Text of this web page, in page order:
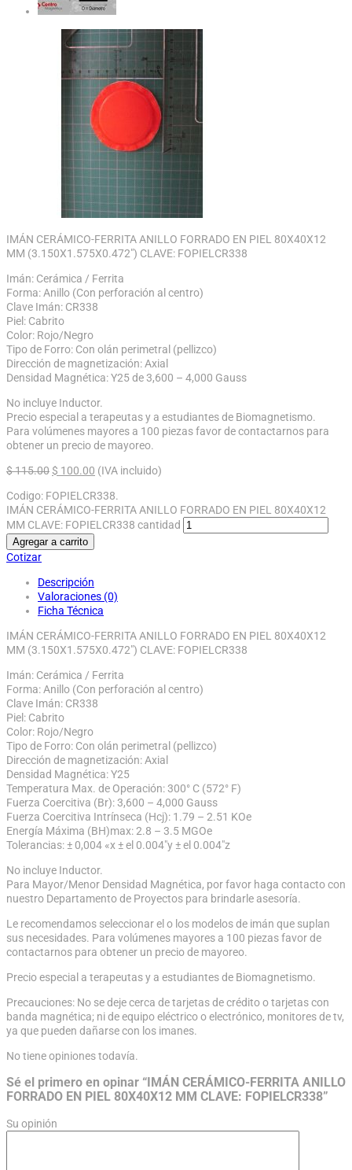
IMÁN CERÁMICO-FERRITA ANILLO FORRADO EN PIEL 80X40X12
MM (3.150X1.575X0.472″) CLAVE: FOPIELCR338
Imán: Cerámica / Ferrita
Forma: Anillo (Con perforación al centro)
Clave Imán: CR338
Piel: Cabrito
Color: Rojo/Negro
Tipo de Forro: Con olán perimetral (pellizco)
Dirección de magnetización: Axial
Densidad Magnética: Y25 de 3,600 – 4,000 Gauss
No incluye Inductor.
Precio especial a terapeutas y a estudiantes de Biomagnetismo.
Para volúmenes mayores a 100 piezas favor de contactarnos para
obtener un precio de mayoreo.
$115.00 $ 100.00 (IVA incluido)
Codigo: FOPIELCR338.
IMÁN CERÁMICO-FERRITA ANILLO FORRADO EN PIEL 80X40X12
MM CLAVE: FOPIELCR338 cantidad
Agregar a carrito
Cotizar
Descripción
Valoraciones (0)
Ficha Técnica
IMÁN CERÁMICO-FERRITA ANILLO FORRADO EN PIEL 80X40X12
MM (3.150X1.575X0.472″) CLAVE: FOPIELCR338
Imán: Cerámica / Ferrita
Forma: Anillo (Con perforación al centro)
Clave Imán: CR338
Piel: Cabrito
Color: Rojo/Negro
Tipo de Forro: Con olán perimetral (pellizco)
Dirección de magnetización: Axial
Densidad Magnética: Y25
Temperatura Max. de Operación: 300° C (572° F)
Fuerza Coercitiva (Br): 3,600 – 4,000 Gauss
Fuerza Coercitiva Intrínseca (Hcj): 1.79 – 2.51 KOe
Energía Máxima (BH)max: 2.8 – 3.5 MGOe
Tolerancias: ± 0,004 «x ± el 0.004″y ± el 0.004″z
No incluye Inductor.
Para Mayor/Menor Densidad Magnética, por favor haga contacto con
nuestro Departamento de Proyectos para brindarle asesoría.
Le recomendamos seleccionar el o los modelos de imán que suplan
sus necesidades. Para volúmenes mayores a 100 piezas favor de
contactarnos para obtener un precio de mayoreo.
Precio especial a terapeutas y a estudiantes de Biomagnetismo.
Precauciones: No se deje cerca de tarjetas de crédito o tarjetas con
banda magnética; ni de equipo eléctrico o electrónico, monitores de tv,
ya que pueden dañarse con los imanes.
No tiene opiniones todavía.
Sé el primero en opinar “IMÁN CERÁMICO-FERRITA ANILLO
FORRADO EN PIEL 80X40X12 MM CLAVE: FOPIELCR338”
Su opinión